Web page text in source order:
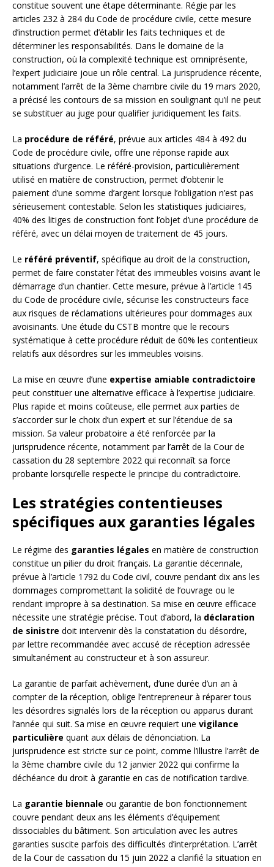
constitue souvent une étape déterminante. Régie par les
articles 232 à 284 du Code de procédure civile, cette mesure
d’instruction permet d’établir les faits techniques et de
déterminer les responsabilités. Dans le domaine de la
construction, où la complexité technique est omniprésente,
l’expert judiciaire joue un rôle central. La jurisprudence récente,
notamment l’arrêt de la 3ème chambre civile du 19 mars 2020,
a précisé les contours de sa mission en soulignant qu’il ne peut
se substituer au juge pour qualifier juridiquement les faits.
La procédure de référé, prévue aux articles 484 à 492 du
Code de procédure civile, offre une réponse rapide aux
situations d’urgence. Le référé-provision, particulièrement
utilisé en matière de construction, permet d’obtenir le
paiement d’une somme d’argent lorsque l’obligation n’est pas
sérieusement contestable. Selon les statistiques judiciaires,
40% des litiges de construction font l’objet d’une procédure de
référé, avec un délai moyen de traitement de 45 jours.
Le référé préventif, spécifique au droit de la construction,
permet de faire constater l’état des immeubles voisins avant le
démarrage d’un chantier. Cette mesure, prévue à l’article 145
du Code de procédure civile, sécurise les constructeurs face
aux risques de réclamations ultérieures pour dommages aux
avoisinants. Une étude du CSTB montre que le recours
systématique à cette procédure réduit de 60% les contentieux
relatifs aux désordres sur les immeubles voisins.
La mise en œuvre d’une expertise amiable contradictoire
peut constituer une alternative efficace à l’expertise judiciaire.
Plus rapide et moins coûteuse, elle permet aux parties de
s’accorder sur le choix d’un expert et sur l’étendue de sa
mission. Sa valeur probatoire a été renforcée par la
jurisprudence récente, notamment par l’arrêt de la Cour de
cassation du 28 septembre 2022 qui reconnaît sa force
probante lorsqu’elle respecte le principe du contradictoire.
Les stratégies contentieuses
spécifiques aux garanties légales
Le régime des garanties légales en matière de construction
constitue un pilier du droit français. La garantie décennale,
prévue à l’article 1792 du Code civil, couvre pendant dix ans les
dommages compromettant la solidité de l’ouvrage ou le
rendant impropre à sa destination. Sa mise en œuvre efficace
nécessite une stratégie précise. Tout d’abord, la déclaration
de sinistre doit intervenir dès la constatation du désordre,
par lettre recommandée avec accusé de réception adressée
simultanément au constructeur et à son assureur.
La garantie de parfait achèvement, d’une durée d’un an à
compter de la réception, oblige l’entrepreneur à réparer tous
les désordres signalés lors de la réception ou apparus durant
l’année qui suit. Sa mise en œuvre requiert une vigilance
particulière quant aux délais de dénonciation. La
jurisprudence est stricte sur ce point, comme l’illustre l’arrêt de
la 3ème chambre civile du 12 janvier 2022 qui confirme la
déchéance du droit à garantie en cas de notification tardive.
La garantie biennale ou garantie de bon fonctionnement
couvre pendant deux ans les éléments d’équipement
dissociables du bâtiment. Son articulation avec les autres
garanties suscite parfois des difficultés d’interprétation. L’arrêt
de la Cour de cassation du 15 juin 2022 a clarifié la situation en